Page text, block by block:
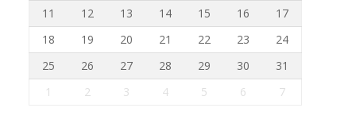
11
12 13 14 15 16
17
18
19 20 21 22 23
24
25
26 27 28 29 30
31
1
2 3 4 5 6 7